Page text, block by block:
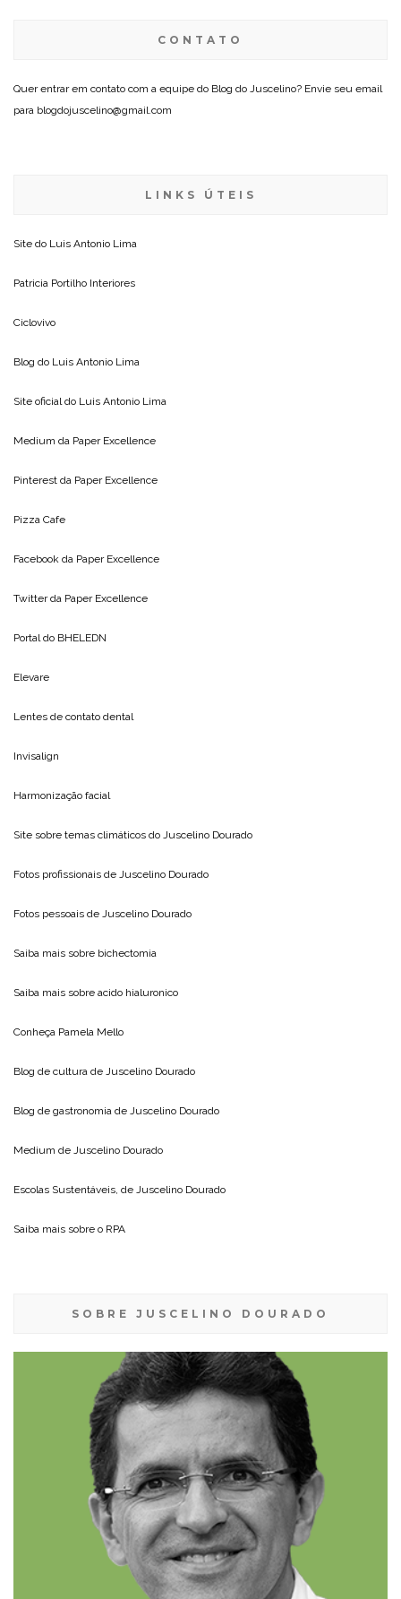
CONTATO
Quer entrar em contato com a equipe do Blog do Juscelino? Envie seu email
para blogdojuscelino@gmail.com
LINKS ÚTEIS
Site do Luis Antonio Lima
Patricia Portilho Interiores
Ciclovivo
Blog do Luis Antonio Lima
Site oficial do Luis Antonio Lima
Medium da Paper Excellence
Pinterest da Paper Excellence
Pizza Cafe
Facebook da Paper Excellence
Twitter da Paper Excellence
Portal do BHELEDN
Elevare
Lentes de contato dental
Invisalign
Harmonização facial
Site sobre temas climáticos do Juscelino Dourado
Fotos profissionais de Juscelino Dourado
Fotos pessoais de Juscelino Dourado
Saiba mais sobre bichectomia
Saiba mais sobre acido hialuronico
Conheça Pamela Mello
Blog de cultura de Juscelino Dourado
Blog de gastronomia de Juscelino Dourado
Medium de Juscelino Dourado
Escolas Sustentáveis, de Juscelino Dourado
Saiba mais sobre o RPA
SOBRE JUSCELINO DOURADO